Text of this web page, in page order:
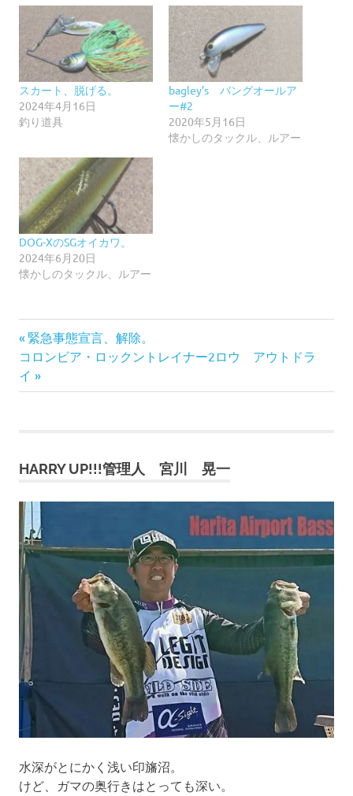
スカート、脱げる。
2024年4月16日
釣り道具
bagley’s バングオールア
ー#2
2020年5月16日
懐かしのタックル、ルアー
DOG-XのSGオイカワ。
2024年6月20日
懐かしのタックル、ルアー
投
稿
ゲ
ー
シ
ョ
ン
前
の
記
事:
緊急事態宣言、解除。
次
の
記
コロンビア・ロックントレイナー2ロウ アウトドラ
イ
HARRY UP!!!管理人 宮川 晃一
水深がとにかく浅い印旛沼。
けど、ガマの奥行きはとっても深い。